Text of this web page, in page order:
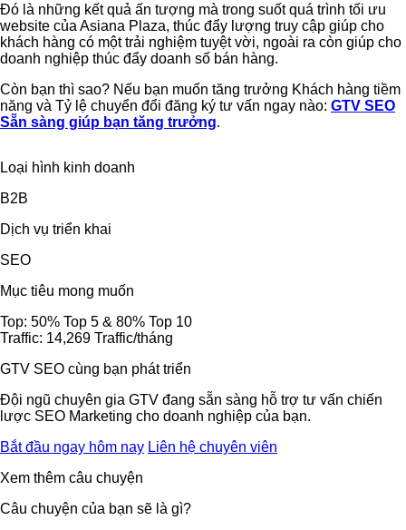
Đó là những kết quả ấn tượng mà trong suốt quá trình tối ưu
website của Asiana Plaza, thúc đẩy lượng truy cập giúp cho
khách hàng có một trải nghiệm tuyệt vời, ngoài ra còn giúp cho
doanh nghiệp thúc đẩy doanh số bán hàng.
Còn bạn thì sao? Nếu bạn muốn tăng trưởng Khách hàng tiềm
năng và Tỷ lệ chuyển đổi đăng ký tư vấn ngay nào: GTV SEO
Sẵn sàng giúp bạn tăng trưởng.
Loại hình kinh doanh
B2B
Dịch vụ triển khai
SEO
Mục tiêu mong muốn
Top: 50% Top 5 & 80% Top 10
Traffic: 14,269 Traffic/tháng
GTV SEO cùng bạn phát triển
Đội ngũ chuyên gia GTV đang sẵn sàng hỗ trợ tư vấn chiến
lược SEO Marketing cho doanh nghiệp của bạn.
Bắt đầu ngay hôm nay Liên hệ chuyên viên
Xem thêm câu chuyện
Câu chuyện của bạn sẽ là gì?